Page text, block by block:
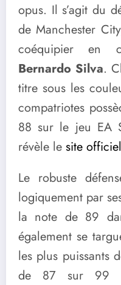
opus. Il s’agit du
de Manchester
coéquipier en
Bernardo Silva.
titre sous les
compatriotes
88 sur le jeu EA
révèle le site
Le robuste
logiquement par
la note de 89
également se
les plus puissants
de 87 sur 99